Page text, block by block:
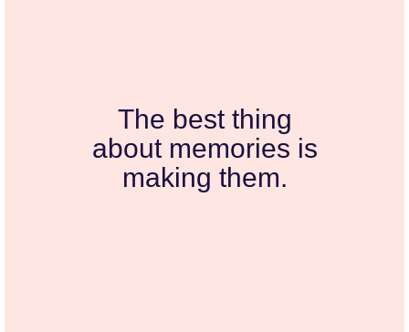
The best thing
about memories is
making them.